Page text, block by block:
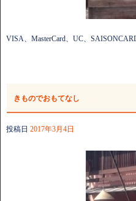
VISA、MasterCard、UC、
きものでおもてなし
投稿日 2017年3月4日